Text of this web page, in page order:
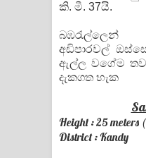
Kaalaya
පෙළ
Aramuna
Sandata
කි. මී. 37යි.
බඹ‍රැල්ලෙන්
අඩිපාරවල්
ඇල්ල වගේම
දැකගත හැක
Height : 25 meters
District : Kandy